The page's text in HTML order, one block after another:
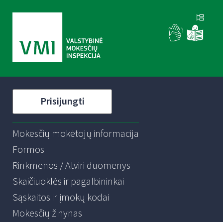
Prisijungti
Mokesčių mokėtojų informacija
Formos
Rinkmenos / Atviri duomenys
Skaičiuoklės ir pagalbininkai
Sąskaitos ir įmokų kodai
Mokesčių žinynas